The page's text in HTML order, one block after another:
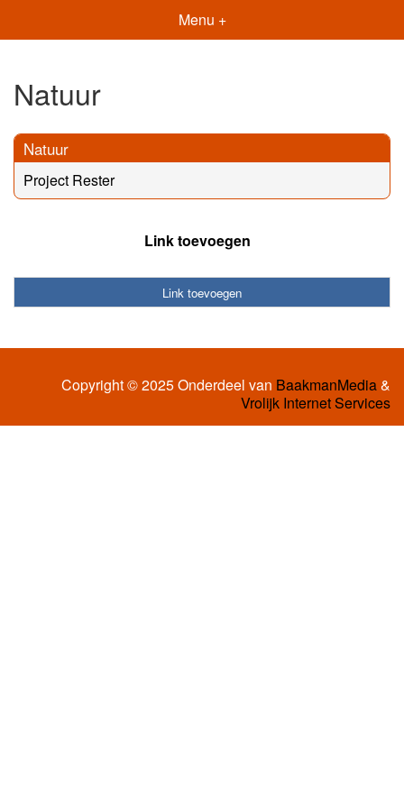
Menu +
Natuur
Natuur
Project Rester
Link toevoegen
Link toevoegen
Copyright © 2025 Onderdeel van BaakmanMedia&
Vrolijk Internet Services